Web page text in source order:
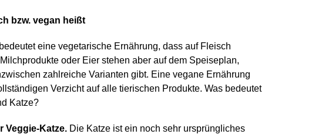
bzw. vegan heißt
eine vegetarische Ernährung, dass auf Fleisch
oder Eier stehen aber auf dem Speiseplan,
zahlreiche Varianten gibt. Eine vegane Ernährung
Verzicht auf alle tierischen Produkte. Was bedeutet
Katze?
Veggie-Katze. Die Katze ist ein noch sehr ursprüngliches